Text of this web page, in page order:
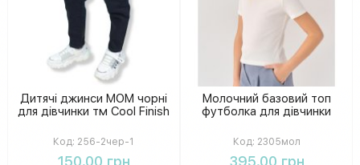
Дитячі джинси МОМ чорні
для дівчинки тм Cool Finish
Код: 256-2чер-1
150.00 грн
Молочний базовий топ
футболка для дівчинки
Код: 2305мол
395.00 грн